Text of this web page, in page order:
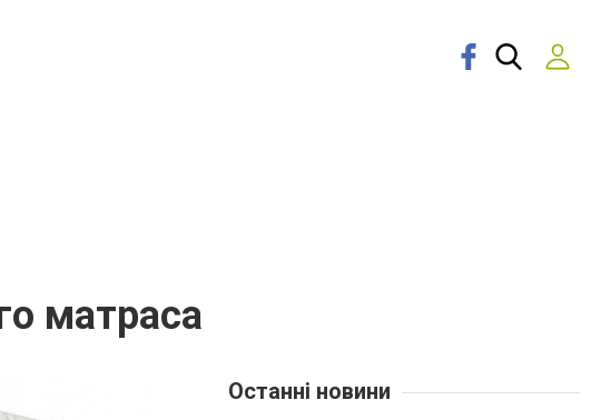
матраса
Останні новини